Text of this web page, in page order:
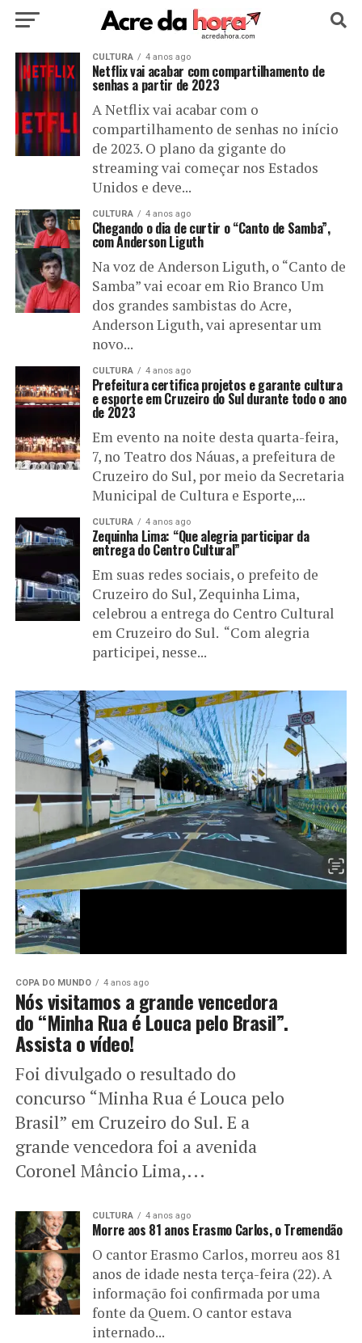
POLÍTICA CULTURA
EDUCAÇÃO NOTÍCIA MUNDO
CULTURA 4 anos ago
Netflix vai acabar com compartilhamento de
senhas a partir de 2023
A Netflix vai acabar com o
compartilhamento de senhas no início
de 2023. O plano da gigante do
streaming vai começar nos Estados
Unidos e deve...
CULTURA 4 anos ago
Chegando o dia de curtir o “Canto de Samba”,
com Anderson Liguth
Na voz de Anderson Liguth, o “Canto de
Samba” vai ecoar em Rio Branco Um
dos grandes sambistas do Acre,
Anderson Liguth, vai apresentar um
novo...
CULTURA 4 anos ago
Prefeitura certifica projetos e garante cultura
e esporte em Cruzeiro do Sul durante todo o ano
de 2023
Em evento na noite desta quarta-feira,
7, no Teatro dos Náuas, a prefeitura de
Cruzeiro do Sul, por meio da Secretaria
Municipal de Cultura e Esporte,...
CULTURA 4 anos ago
Zequinha Lima: “Que alegria participar da
entrega do Centro Cultural”
Em suas redes sociais, o prefeito de
Cruzeiro do Sul, Zequinha Lima,
celebrou a entrega do Centro Cultural
em Cruzeiro do Sul. “Com alegria
participei, nesse...
COPA DO MUNDO 4 anos ago
Nós visitamos a grande vencedora
do “Minha Rua é Louca pelo Brasil”.
Assista o vídeo!
Foi divulgado o resultado do
concurso “Minha Rua é Louca pelo
Brasil” em Cruzeiro do Sul. E a
grande vencedora foi a avenida
Coronel Mâncio Lima,...
CULTURA 4 anos ago
Morre aos 81 anos Erasmo Carlos, o Tremendão
O cantor Erasmo Carlos, morreu aos 81
anos de idade nesta terça-feira (22). A
informação foi confirmada por uma
fonte da Quem. O cantor estava
internado...